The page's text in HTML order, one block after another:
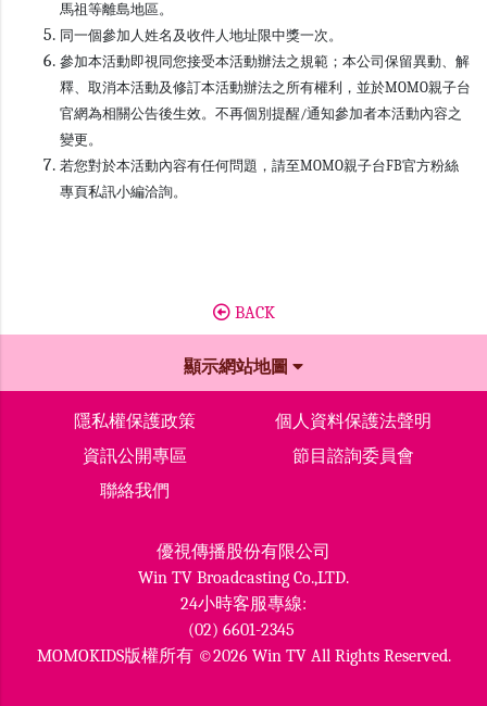
馬祖等離島地區。
同一個參加人姓名及收件人地址限中獎一次。
參加本活動即視同您接受本活動辦法之規範；本公司保留異動、解
釋、取消本活動及修訂本活動辦法之所有權利，並於MOMO親子台
官網為相關公告後生效。不再個別提醒/通知參加者本活動內容之
變更。
若您對於本活動內容有任何問題，請至MOMO親子台FB官方粉絲
專頁私訊小編洽詢。
BACK
顯示網站地圖
隱私權保護政策
個人資料保護法聲明
資訊公開專區
節目諮詢委員會
聯絡我們
優視傳播股份有限公司
Win TV Broadcasting Co.,LTD.
24小時客服專線:
(02) 6601-2345
MOMOKIDS版權所有 ©2026 Win TV All Rights Reserved.